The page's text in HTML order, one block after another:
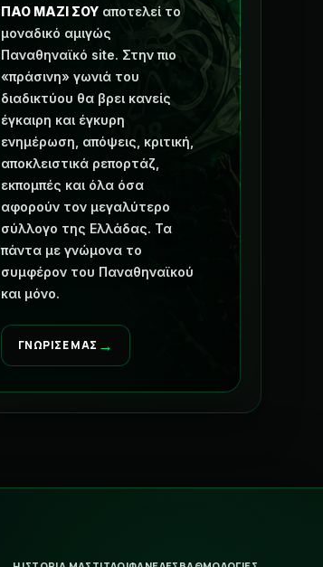
ΠΑΟ ΜΑΖΙ ΣΟΥ αποτελεί το
μοναδικό αμιγώς
Παναθηναϊκό site. Στην πιο
«πράσινη» γωνιά του
διαδικτύου θα βρει κανείς
έγκαιρη και έγκυρη
ενημέρωση, απόψεις, κριτική,
αποκλειστικά ρεπορτάζ,
εκπομπές και όλα όσα
αφορούν τον μεγαλύτερο
σύλλογο της Ελλάδας. Τα
πάντα με γνώμονα το
συμφέρον του Παναθηναϊκού
και μόνο.
ΓΝΩΡΙΣΕ ΜΑΣ →